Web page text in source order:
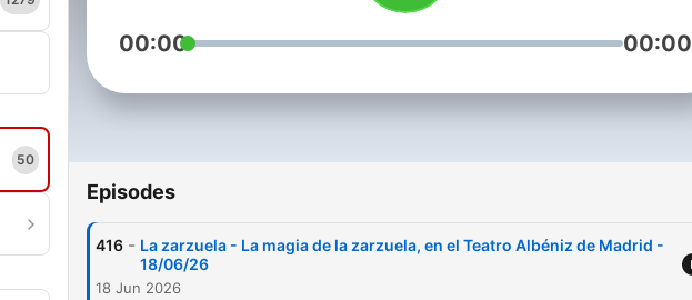
50
00:00 00:00
Episodes
416 - La zarzuela - La magia de la zarzuela, en el Teatro Albéniz de Madrid -
18/06/26
18 Jun 2026